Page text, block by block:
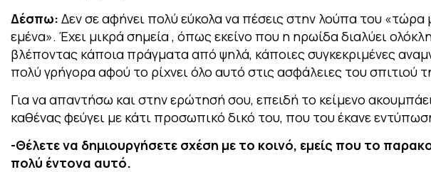
Δέσπω: Δεν σε αφήνει πολύ εύκολα να πέσεις στην λούπα του «τώρα
εμένα». Έχει μικρά σημεία , όπως εκείνο που η ηρωίδα διαλύει
βλέποντας κάποια πράγματα από ψηλά, κάποιες συγκεκριμένες
πολύ γρήγορα αφού το ρίχνει όλο αυτό στις ασφάλειες του σπιτιού
Για να απαντήσω και στην ερώτησή σου, επειδή το κείμενο
καθένας φεύγει με κάτι προσωπικό δικό του, που του έκανε
-Θέλετε να δημιουργήσετε σχέση με το κοινό, εμείς που το
πολύ έντονα αυτό.